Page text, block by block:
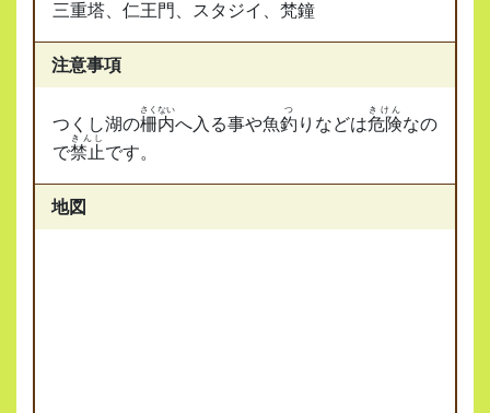
三重塔、仁王門、スタジイ、梵鐘
注意事項
つくし湖の柵内
さくない
へ入る事や魚釣
つ
りなどは危険
きけん
なの
で禁止
きんし
です。
地図